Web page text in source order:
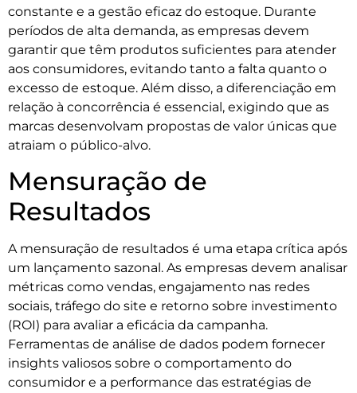
constante e a gestão eficaz do estoque. Durante
períodos de alta demanda, as empresas devem
garantir que têm produtos suficientes para atender
aos consumidores, evitando tanto a falta quanto o
excesso de estoque. Além disso, a diferenciação em
relação à concorrência é essencial, exigindo que as
marcas desenvolvam propostas de valor únicas que
atraiam o público-alvo.
Mensuração de
Resultados
A mensuração de resultados é uma etapa crítica após
um lançamento sazonal. As empresas devem analisar
métricas como vendas, engajamento nas redes
sociais, tráfego do site e retorno sobre investimento
(ROI) para avaliar a eficácia da campanha.
Ferramentas de análise de dados podem fornecer
insights valiosos sobre o comportamento do
consumidor e a performance das estratégias de